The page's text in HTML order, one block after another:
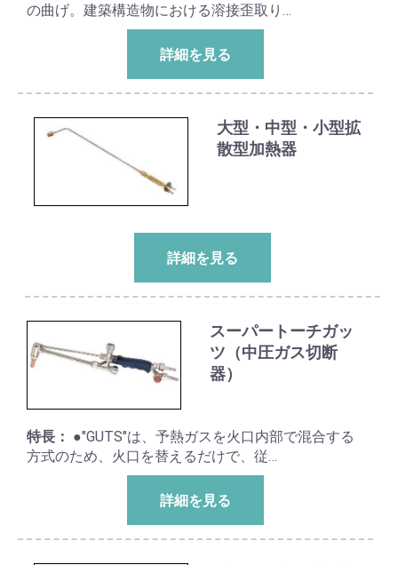
の曲げ。建築構造物における溶接歪取り…
詳細を見る
大型・中型・小型拡
散型加熱器
詳細を見る
スーパートーチガッ
ツ（中圧ガス切断
器）
特長： ●"GUTS"は、予熱ガスを火口内部で混合する
方式のため、火口を替えるだけで、従…
詳細を見る